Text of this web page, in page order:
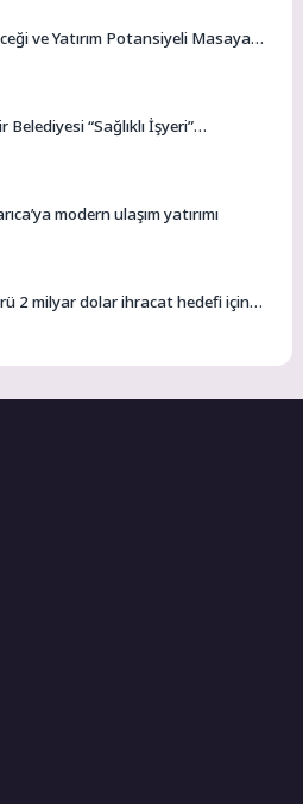
ve Yatırım Potansiyeli Masaya
“Sağlıklı İşyeri”
modern ulaşım yatırımı
2 milyar dolar ihracat hedefi için
istedi